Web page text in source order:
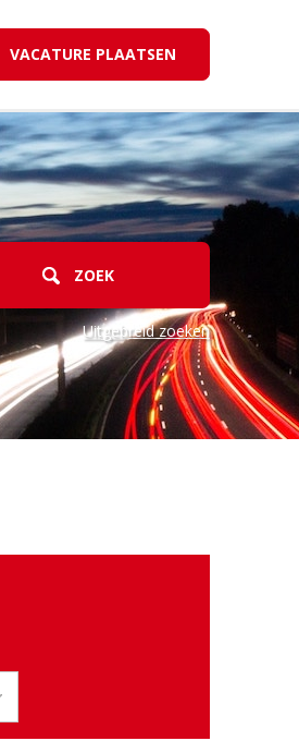
VACATURE PLAATSEN
Uitgebreid zoeken